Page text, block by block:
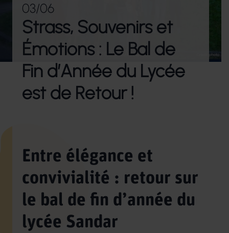
03/06
Strass, Souvenirs et
Émotions : Le Bal de
Fin d’Année du Lycée
est de Retour !
Entre élégance et
convivialité : retour sur
le bal de fin d’année du
lycée Sandar